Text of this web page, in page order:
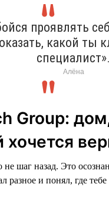
проявлять
какой ты
специалист».
Алёна
Group:
хочется
шаг назад. Это
разное и понял, где